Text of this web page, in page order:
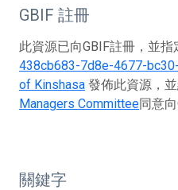
GBIF 註冊
此資源已向GBIF註冊，並指
438cb683-7d8e-4677-
of Kinshasa 發佈此資源，
Managers Committee同意
關鍵字